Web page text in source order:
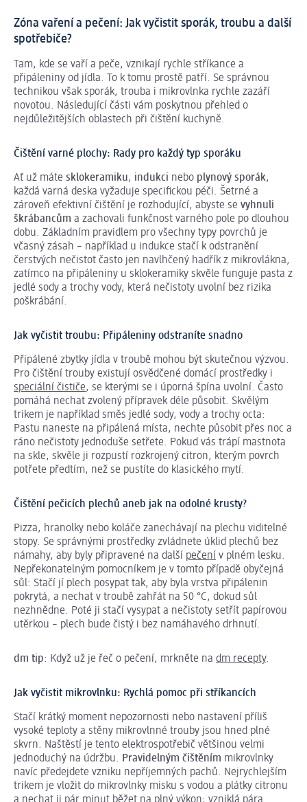
Zóna vaření a pečení: Jak vyčistit sporák, troubu a další
spotřebiče?
Tam, kde se vaří a peče, vznikají rychle stříkance a
připáleniny od jídla. To k tomu prostě patří. Se správnou
technikou však sporák, trouba i mikrovlnka rychle zazáří
novotou. Následující části vám poskytnou přehled o
nejdůležitějších oblastech při čištění kuchyně.
Čištění varné plochy: Rady pro každý typ sporáku
Ať už máte sklokeramiku, indukci nebo plynový sporák,
každá varná deska vyžaduje specifickou péči. Šetrné a
zároveň efektivní čištění je rozhodující, abyste se vyhnuli
škrábancům a zachovali funkčnost varného pole po dlouhou
dobu. Základním pravidlem pro všechny typy povrchů je
včasný zásah – například u indukce stačí k odstranění
čerstvých nečistot často jen navlhčený hadřík z mikrovlákna,
zatímco na připáleniny u sklokeramiky skvěle funguje pasta z
jedlé sody a trochy vody, která nečistoty uvolní bez rizika
poškrábání.
Jak vyčistit troubu: Připáleniny odstraníte snadno
Připálené zbytky jídla v troubě mohou být skutečnou výzvou.
Pro čištění trouby existují osvědčené domácí prostředky i
speciální čističe, se kterými se i úporná špína uvolní. Často
pomáhá nechat zvolený přípravek déle působit. Skvělým
trikem je například směs jedlé sody, vody a trochy octa:
Pastu naneste na připálená místa, nechte působit přes noc a
ráno nečistoty jednoduše setřete. Pokud vás trápí mastnota
na skle, skvěle ji rozpustí rozkrojený citron, kterým povrch
potřete předtím, než se pustíte do klasického mytí.
Čištění pečicích plechů aneb jak na odolné krusty?
Pizza, hranolky nebo koláče zanechávají na plechu viditelné
stopy. Se správnými prostředky zvládnete úklid plechů bez
námahy, aby byly připravené na další pečení v plném lesku.
Nepřekonatelným pomocníkem je v tomto případě obyčejná
sůl: Stačí jí plech posypat tak, aby byla vrstva připálenin
pokrytá, a nechat v troubě zahřát na 50 °C, dokud sůl
nezhnědne. Poté ji stačí vysypat a nečistoty setřít papírovou
utěrkou – plech bude čistý i bez namáhavého drhnutí.
dm tip: Když už je řeč o pečení, mrkněte na dm recepty.
Jak vyčistit mikrovlnku: Rychlá pomoc při stříkancích
Stačí krátký moment nepozornosti nebo nastavení příliš
vysoké teploty a stěny mikrovlnné trouby jsou hned plné
skvrn. Naštěstí je tento elektrospotřebič většinou velmi
jednoduchý na údržbu. Pravidelným čištěním mikrovlnky
navíc předejdete vzniku nepříjemných pachů. Nejrychlejším
trikem je vložit do mikrovlnky misku s vodou a plátky citronu
a nechat ji pár minut běžet na plný výkon; vzniklá pára